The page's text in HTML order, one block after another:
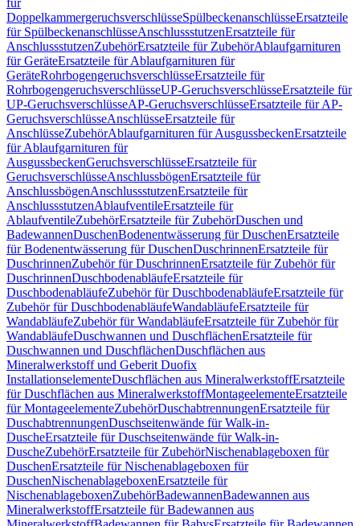
für
DoppelkammergeruchsverschlüsseSpülbeckenanschlüsseErsatzteile
für SpülbeckenanschlüsseAnschlussstutzenErsatzteile für
AnschlussstutzenZubehörErsatzteile für ZubehörAblaufgarnituren
für GeräteErsatzteile für Ablaufgarnituren für
GeräteRohrbogengeruchsverschlüsseErsatzteile für
RohrbogengeruchsverschlüsseUP-GeruchsverschlüsseErsatzteile für
UP-GeruchsverschlüsseAP-GeruchsverschlüsseErsatzteile für AP-
GeruchsverschlüsseAnschlüsseErsatzteile für
AnschlüsseZubehörAblaufgarnituren für AusgussbeckenErsatzteile
für Ablaufgarnituren für
AusgussbeckenGeruchsverschlüsseErsatzteile für
GeruchsverschlüsseAnschlussbögenErsatzteile für
AnschlussbögenAnschlussstutzenErsatzteile für
AnschlussstutzenAblaufventileErsatzteile für
AblaufventileZubehörErsatzteile für ZubehörDuschen und
BadewannenDuschenBodenentwässerung für DuschenErsatzteile
für Bodenentwässerung für DuschenDuschrinnenErsatzteile für
DuschrinnenZubehör für DuschrinnenErsatzteile für Zubehör für
DuschrinnenDuschbodenabläufeErsatzteile für
DuschbodenabläufeZubehör für DuschbodenabläufeErsatzteile für
Zubehör für DuschbodenabläufeWandabläufeErsatzteile für
WandabläufeZubehör für WandabläufeErsatzteile für Zubehör für
WandabläufeDuschwannen und DuschflächenErsatzteile für
Duschwannen und DuschflächenDuschflächen aus
Mineralwerkstoff und Geberit Duofix
InstallationselementeDuschflächen aus MineralwerkstoffErsatzteile
für Duschflächen aus MineralwerkstoffMontageelementeErsatzteile
für MontageelementeZubehörDuschabtrennungenErsatzteile für
DuschabtrennungenDuschseitenwände für Walk-in-
DuscheErsatzteile für Duschseitenwände für Walk-in-
DuscheZubehörErsatzteile für ZubehörNischenablageboxen für
DuschenErsatzteile für Nischenablageboxen für
DuschenNischenablageboxenErsatzteile für
NischenablageboxenZubehörBadewannenBadewannen aus
MineralwerkstoffErsatzteile für Badewannen aus